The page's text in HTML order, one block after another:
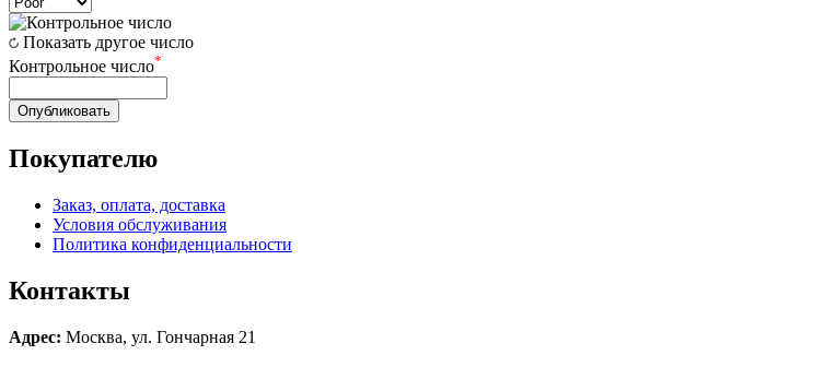
Показать другое число
Контрольное число*
Опубликовать
Покупателю
Заказ, оплата, доставка
Условия обслуживания
Политика конфиденциальности
Контакты
Адрес: Москва, ул. Гончарная 21